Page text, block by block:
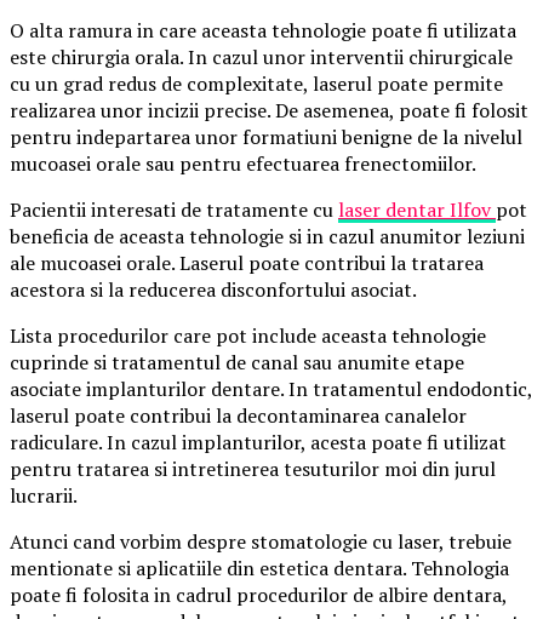
O alta ramura in care aceasta tehnologie poate fi utilizata
este chirurgia orala. In cazul unor interventii chirurgicale
cu un grad redus de complexitate, laserul poate permite
realizarea unor incizii precise. De asemenea, poate fi folosit
pentru indepartarea unor formatiuni benigne de la nivelul
mucoasei orale sau pentru efectuarea frenectomiilor.
Pacientii interesati de tratamente culaser dentar Ilfovpot
beneficia de aceasta tehnologie si in cazul anumitor leziuni
ale mucoasei orale. Laserul poate contribui la tratarea
acestora si la reducerea disconfortului asociat.
Lista procedurilor care pot include aceasta tehnologie
cuprinde si tratamentul de canal sau anumite etape
asociate implanturilor dentare. In tratamentul endodontic,
laserul poate contribui la decontaminarea canalelor
radiculare. In cazul implanturilor, acesta poate fi utilizat
pentru tratarea si intretinerea tesuturilor moi din jurul
lucrarii.
Atunci cand vorbim despre stomatologie cu laser, trebuie
mentionate si aplicatiile din estetica dentara. Tehnologia
poate fi folosita in cadrul procedurilor de albire dentara,